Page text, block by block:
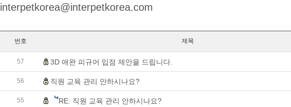
interpetkorea@interpetkorea.com
번호 제목
57 3D 애완 피규어 입점 제안을 드립니다.
56 직원 교육 관리 안하시나요?
55 RE: 직원 교육 관리 안하시나요?